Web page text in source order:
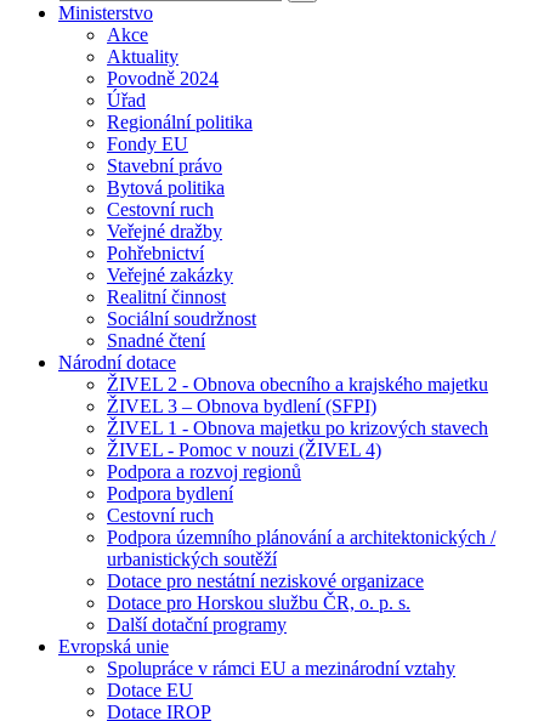
Ministerstvo
Akce
Aktuality
Povodně 2024
Úřad
Regionální politika
Fondy EU
Stavební právo
Bytová politika
Cestovní ruch
Veřejné dražby
Pohřebnictví
Veřejné zakázky
Realitní činnost
Sociální soudržnost
Snadné čtení
Národní dotace
ŽIVEL 2 - Obnova obecního a krajského majetku
ŽIVEL 3 – Obnova bydlení (SFPI)
ŽIVEL 1 - Obnova majetku po krizových stavech
ŽIVEL - Pomoc v nouzi (ŽIVEL 4)
Podpora a rozvoj regionů
Podpora bydlení
Cestovní ruch
Podpora územního plánování a architektonických /
urbanistických soutěží
Dotace pro nestátní neziskové organizace
Dotace pro Horskou službu ČR, o. p. s.
Další dotační programy
Evropská unie
Spolupráce v rámci EU a mezinárodní vztahy
Dotace EU
Dotace IROP